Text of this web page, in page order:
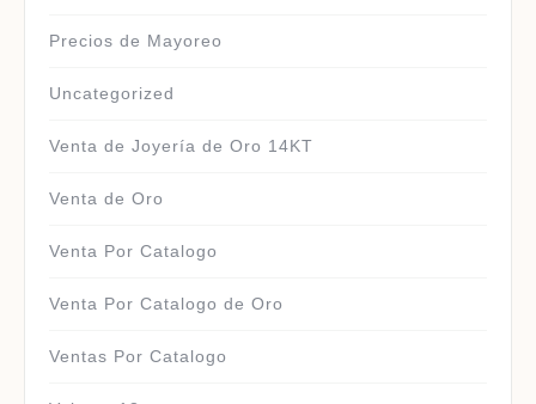
Precios de Mayoreo
Uncategorized
Venta de Joyería de Oro 14KT
Venta de Oro
Venta Por Catalogo
Venta Por Catalogo de Oro
Ventas Por Catalogo